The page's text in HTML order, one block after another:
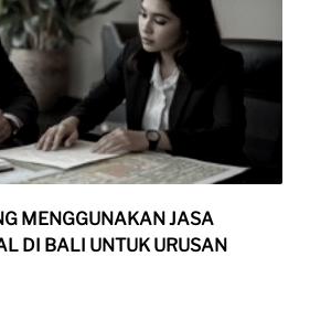
MENGGUNAKAN JASA
DI BALI UNTUK URUSAN